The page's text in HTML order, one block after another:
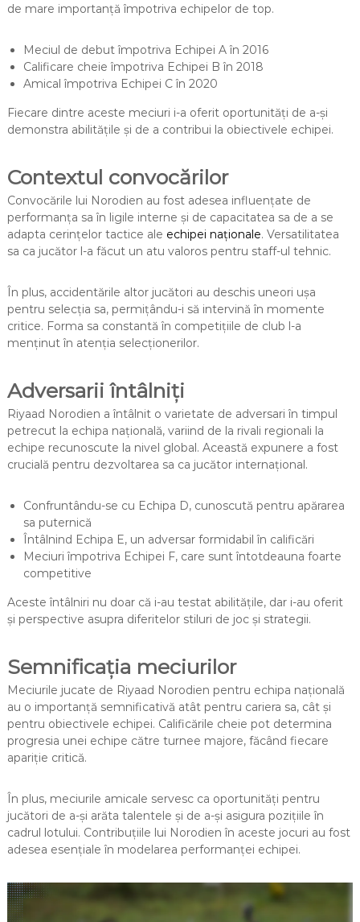
de mare importanță împotriva echipelor de top.
Meciul de debut împotriva Echipei A în 2016
Calificare cheie împotriva Echipei B în 2018
Amical împotriva Echipei C în 2020
Fiecare dintre aceste meciuri i-a oferit oportunități de a-și
demonstra abilitățile și de a contribui la obiectivele echipei.
Contextul convocărilor
Convocările lui Norodien au fost adesea influențate de
performanța sa în ligile interne și de capacitatea sa de a se
adapta cerințelor tactice ale echipei naționale. Versatilitatea
sa ca jucător l-a făcut un atu valoros pentru staff-ul tehnic.
În plus, accidentările altor jucători au deschis uneori ușa
pentru selecția sa, permițându-i să intervină în momente
critice. Forma sa constantă în competițiile de club l-a
menținut în atenția selecționerilor.
Adversarii întâlniți
Riyaad Norodien a întâlnit o varietate de adversari în timpul
petrecut la echipa națională, variind de la rivali regionali la
echipe recunoscute la nivel global. Această expunere a fost
crucială pentru dezvoltarea sa ca jucător internațional.
Confruntându-se cu Echipa D, cunoscută pentru apărarea
sa puternică
Întâlnind Echipa E, un adversar formidabil în calificări
Meciuri împotriva Echipei F, care sunt întotdeauna foarte
competitive
Aceste întâlniri nu doar că i-au testat abilitățile, dar i-au oferit
și perspective asupra diferitelor stiluri de joc și strategii.
Semnificația meciurilor
Meciurile jucate de Riyaad Norodien pentru echipa națională
au o importanță semnificativă atât pentru cariera sa, cât și
pentru obiectivele echipei. Calificările cheie pot determina
progresia unei echipe către turnee majore, făcând fiecare
apariție critică.
În plus, meciurile amicale servesc ca oportunități pentru
jucători de a-și arăta talentele și de a-și asigura pozițiile în
cadrul lotului. Contribuțiile lui Norodien în aceste jocuri au fost
adesea esențiale în modelarea performanței echipei.